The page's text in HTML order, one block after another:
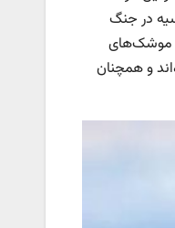
در جنگ
موشک‌های
و همچنان